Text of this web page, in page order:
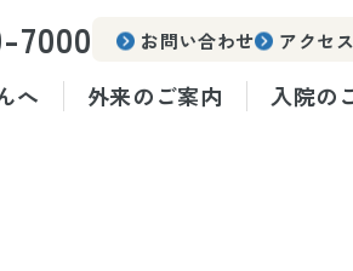
7000 お問い合わせ アクセ
へ 外来のご案内 入院の